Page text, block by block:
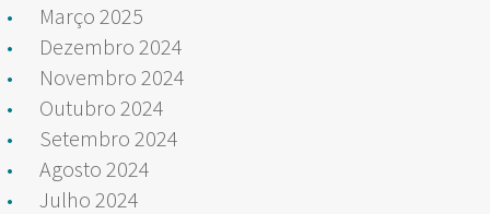
Março 2025
Dezembro 2024
Novembro 2024
Outubro 2024
Setembro 2024
Agosto 2024
Julho 2024